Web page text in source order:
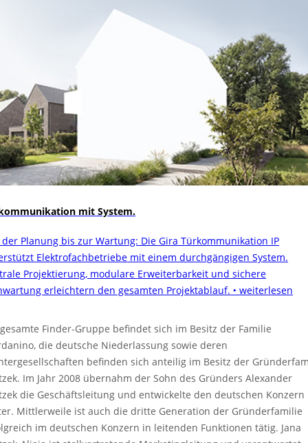
mit System.
der Planung bis zur Wartung: Die Gira Türkommunikation IP
Elektrofachbetriebe mit einem durchgängigen System.
Projektierung, modulare Erweiterbarkeit und sichere
erleichtern den gesamten Projektablauf. ‣ weiterlesen
Finder-Gruppe befindet sich im Besitz der Familie
die deutsche Niederlassung sowie deren
befinden sich anteilig im Besitz der
Im Jahr 2008 übernahm der Sohn des Gründers Alexander
die Geschäftsleitung und entwickelte den deutschen Konzern
Mittlerweile ist auch die dritte Generation der Gründerfamilie
im deutschen Konzern in leitenden Funktionen tätig. Jana